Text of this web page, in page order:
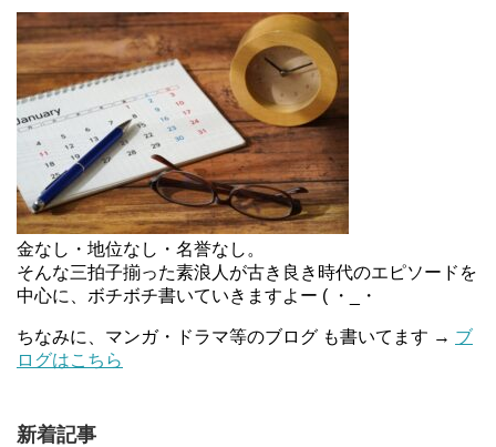
金なし・地位なし・名誉なし。
そんな三拍子揃った素浪人が古き良き時代のエピソードを
中心に、ボチボチ書いていきますよー ( ・_・
ちなみに、マンガ・ドラマ等のブログ も書いてます → ブ
ログはこちら
新着記事